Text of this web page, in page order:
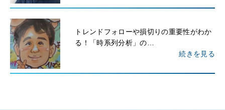
トレンドフォローや損切りの重要性がわか
る！「時系列分析」の…
続きを見る